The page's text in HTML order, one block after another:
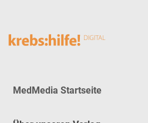
MedMedia Startseite